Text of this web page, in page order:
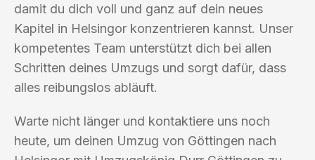
damit du dich voll und ganz auf dein neues
Kapitel in Helsingor konzentrieren kannst. Unser
kompetentes Team unterstützt dich bei allen
Schritten deines Umzugs und sorgt dafür, dass
alles reibungslos abläuft.
Warte nicht länger und kontaktiere uns noch
heute, um deinen Umzug von Göttingen nach